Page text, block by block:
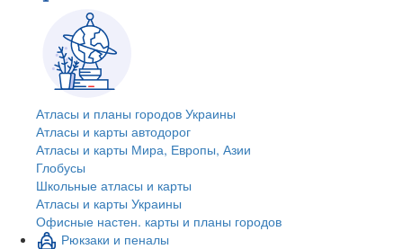
Атласы и планы городов Украины
Атласы и карты автодорог
Атласы и карты Мира, Европы, Азии
Глобусы
Школьные атласы и карты
Атласы и карты Украины
Офисные настен. карты и планы городов
Рюкзаки и пеналы